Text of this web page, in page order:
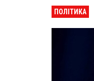
ПОЛІТИКА